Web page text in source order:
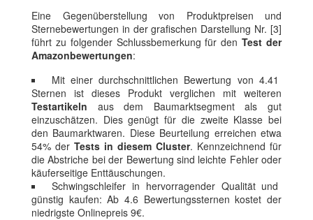
Eine Gegenüberstellung von Produktpreisen und
Sternebewertungen in der grafischen Darstellung Nr. [3]
führt zu folgender Schlussbemerkung für denTest der
Amazonbewertungen:
Mit einer durchschnittlichen Bewertung von 4.41
Sternen ist dieses Produkt verglichen mit weiteren
Testartikeln aus dem Baumarktsegment als gut
einzuschätzen. Dies genügt für die zweite Klasse bei
den Baumarktwaren. Diese Beurteilung erreichen etwa
54% der Tests in diesem Cluster. Kennzeichnend für
die Abstriche bei der Bewertung sind leichte Fehler oder
käuferseitige Enttäuschungen.
Schwingschleifer in hervorragender Qualität und
günstig kaufen: Ab 4.6 Bewertungssternen kostet der
niedrigste Onlinepreis 9€.